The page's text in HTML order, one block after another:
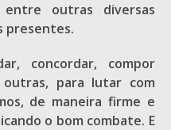
entre outras diversas
presentes.
concordar, compor
outras, para lutar com
de maneira firme e
o bom combate. E